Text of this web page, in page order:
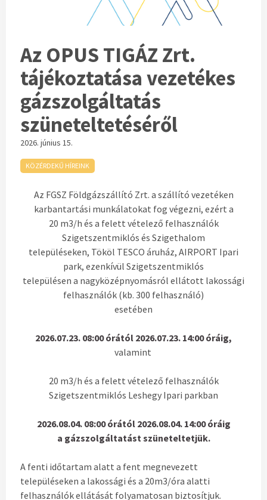
Az OPUS TIGÁZ Zrt.
tájékoztatása vezetékes
gázszolgáltatás
szüneteltetéséről
2026. június 15.
KÖZÉRDEKŰ HÍREINK
Az FGSZ Földgázszállító Zrt. a szállító vezetéken
karbantartási munkálatokat fog végezni, ezért a
20 m3/h és a felett vételező felhasználók
Szigetszentmiklós és Szigethalom
településeken, Tököl TESCO áruház, AIRPORT Ipari
park, ezenkívül Szigetszentmiklós
településen a nagyközépnyomásról ellátott lakossági
felhasználók (kb. 300 felhasználó)
esetében
2026.07.23. 08:00 órától 2026.07.23. 14:00 óráig,
valamint
20 m3/h és a felett vételező felhasználók
Szigetszentmiklós Leshegy Ipari parkban
2026.08.04. 08:00 órától 2026.08.04. 14:00 óráig
a gázszolgáltatást szüneteltetjük.
A fenti időtartam alatt a fent megnevezett
településeken a lakossági és a 20m3/óra alatti
felhasználók ellátását folyamatosan biztosítjuk.